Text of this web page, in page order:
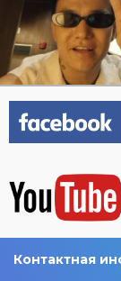
Контактная